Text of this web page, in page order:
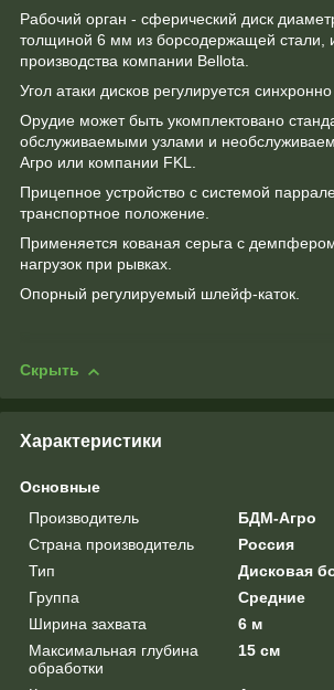
Рабочий орган - сферический диск
толщиной 6 мм из борсодержащей стали,
производства компании Bellota.
Угол атаки дисков регулируется
Орудие может быть укомплектовано
обслуживаемыми узлами и
Агро или компании FKL.
Прицепное устройство с системой
транспортное положение.
Применяется кованая серьга с
нагрузок при рывках.
Опорный регулируемый шлейф-каток.
Скрыть
Характеристики
Основные
Производитель
БДМ-Агро
Страна производитель
Россия
Тип
Дисковая
Группа
Средние
Ширина захвата
6 м
Максимальная глубина
обработки
15 см